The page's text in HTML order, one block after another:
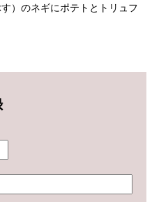
）のネギにポテトとトリュフ